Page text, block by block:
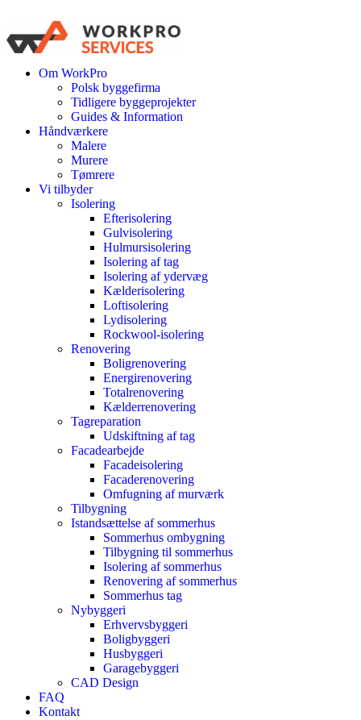
Om WorkPro
Polsk byggefirma
Tidligere byggeprojekter
Guides & Information
Håndværkere
Malere
Murere
Tømrere
Vi tilbyder
Isolering
Efterisolering
Gulvisolering
Hulmursisolering
Isolering af tag
Isolering af ydervæg
Kælderisolering
Loftisolering
Lydisolering
Rockwool-isolering
Renovering
Boligrenovering
Energirenovering
Totalrenovering
Kælderrenovering
Tagreparation
Udskiftning af tag
Facadearbejde
Facadeisolering
Facaderenovering
Omfugning af murværk
Tilbygning
Istandsættelse af sommerhus
Sommerhus ombygning
Tilbygning til sommerhus
Isolering af sommerhus
Renovering af sommerhus
Sommerhus tag
Nybyggeri
Erhvervsbyggeri
Boligbyggeri
Husbyggeri
Garagebyggeri
CAD Design
FAQ
Kontakt